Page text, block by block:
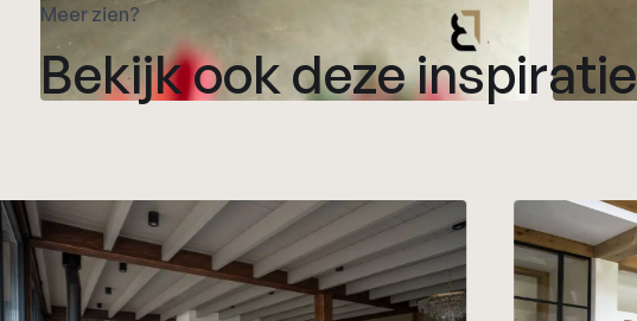
Meer zien?
Bekijk ook deze inspiratie